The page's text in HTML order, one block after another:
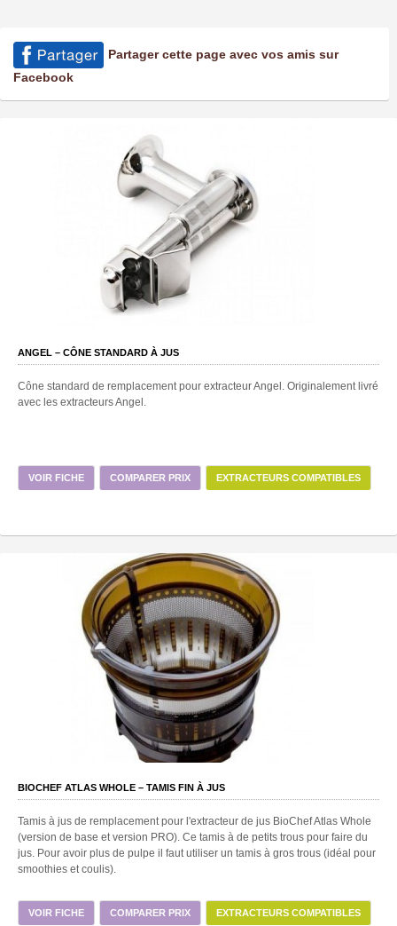
Partager cette page avec vos amis sur
Facebook
ANGEL – CÔNE STANDARD À JUS
Cône standard de remplacement pour extracteur Angel. Originalement livré
avec les extracteurs Angel.
VOIR FICHE COMPARER PRIX EXTRACTEURS COMPATIBLES
BIOCHEF ATLAS WHOLE – TAMIS FIN À JUS
Tamis à jus de remplacement pour l'extracteur de jus BioChef Atlas Whole
(version de base et version PRO). Ce tamis à de petits trous pour faire du
jus. Pour avoir plus de pulpe il faut utiliser un tamis à gros trous (idéal pour
smoothies et coulis).
VOIR FICHE COMPARER PRIX EXTRACTEURS COMPATIBLES